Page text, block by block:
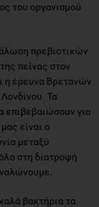
του οργανισμού
πρεβιοτικών
πείνας στον
η έρευνα Βρετανών
Τα
επιβεβαιώσουν για
είναι ο
μεταξύ
στη διατροφή
βακτήρια τα